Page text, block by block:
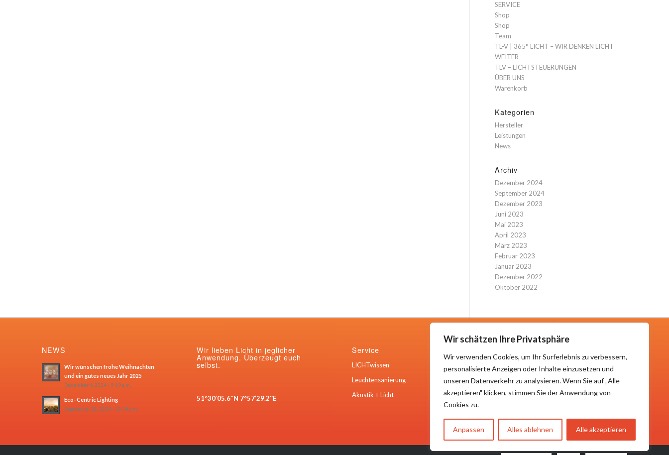
Wir schätzen Ihre Privatsphäre
Wir verwenden Cookies, um Ihr Surferlebnis zu verbessern,
personalisierte Anzeigen oder Inhalte einzusetzen und
unseren Datenverkehr zu analysieren. Wenn Sie auf „Alle
akzeptieren" klicken, stimmen Sie der Anwendung von
Cookies zu.
Anpassen Alles ablehnen Alle akzeptieren
SERVICE
Shop
Shop
Team
TL-V | 365° LICHT – WIR DENKEN LICHT
WEITER
TLV – LICHTSTEUERUNGEN
ÜBER UNS
Warenkorb
Kategorien
Hersteller
Leistungen
News
Archiv
Dezember 2024
September 2024
Dezember 2023
Juni 2023
Mai 2023
April 2023
März 2023
Februar 2023
Januar 2023
Dezember 2022
Oktober 2022
NEWS
Wir wünschen frohe Weihnachten
und ein gutes neues Jahr 2025
Dezember 6, 2024 - 9:19 a.m.
Eco–Centric Lighting
September 28, 2024 - 10:34 a.m.
Wir lieben Licht in jeglicher
Anwendung. Überzeugt euch
selbst.
51°30’05.6″N 7°57’29.2″E
Service
LICHTwissen
Leuchtensanierung
Akustik + Licht
59469 Ense
Tel.: 02938 /64383